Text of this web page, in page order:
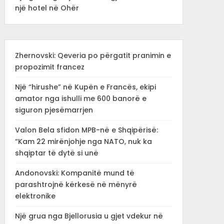
një hotel në Ohër
Zhernovski: Qeveria po përgatit pranimin e
propozimit francez
Një “hirushe” në Kupën e Francës, ekipi
amator nga ishulli me 600 banorë e
siguron pjesëmarrjen
Valon Bela sfidon MPB-në e Shqipërisë:
“Kam 22 mirënjohje nga NATO, nuk ka
shqiptar të dytë si unë
Andonovski: Kompanitë mund të
parashtrojnë kërkesë në mënyrë
elektronike
Një grua nga Bjellorusia u gjet vdekur në